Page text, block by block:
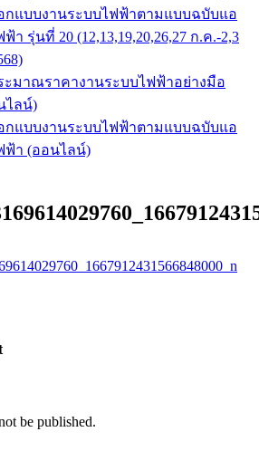
กแบบงานระบบไฟฟ้าตามแบบฉบับแอ
า รุ่นที่ 20 (12,13,19,20,26,27 ก.ค.-2,3
มาณราคางานระบบไฟฟ้าอย่างมือ
ไลน์)
กแบบงานระบบไฟฟ้าตามแบบฉบับแอ
ฟ้า (ออนไลน์)
be published.